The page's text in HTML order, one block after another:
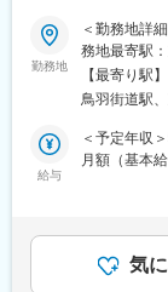
ンピュータ
プ企業です。
2025年には
も採択。現
性原子方式
タでは解決
■仕事内容：
歯科用デジ
他の治療領
デジタル機
・歯科医療
の設計開発
■社風：
・アットホ
勤務地
＜勤務地詳
務地最寄駅
対策：屋内
【最寄り駅】
鳥羽街道駅
給与
＜予定年収
月額（基本
額であり、
固定手当を
気